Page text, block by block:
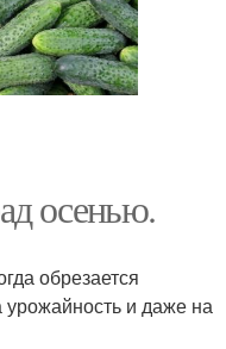
осенью.
обрезается
и даже на